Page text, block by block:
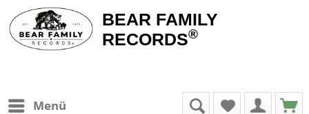
BEAR FAMILY
RECORDS®
Menü